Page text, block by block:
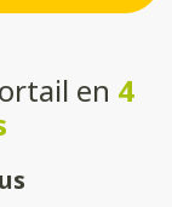
au mieux à votre
une ouverture
en 4